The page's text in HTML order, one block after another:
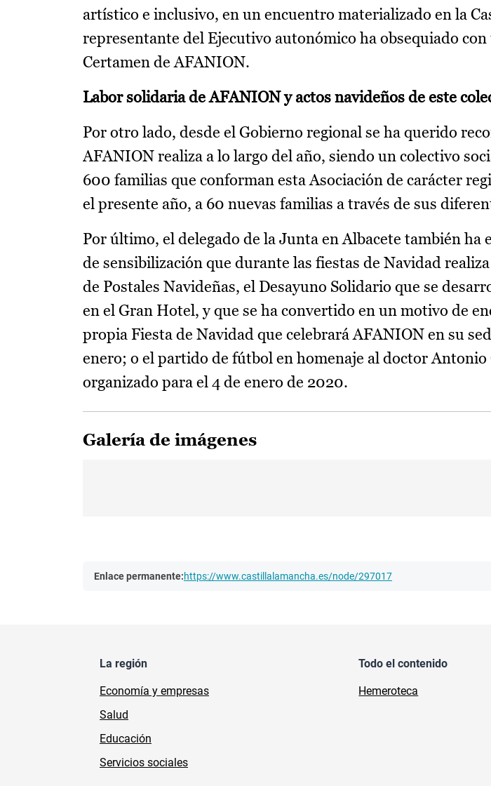
artístico e inclusivo, en un encuentro materializado en la
representante del Ejecutivo autonómico ha obsequiado con
Certamen de AFANION.
Labor solidaria de AFANION y actos navideños de este
Por otro lado, desde el Gobierno regional se ha querido
AFANION realiza a lo largo del año, siendo un colectivo
600 familias que conforman esta Asociación de carácter
el presente año, a 60 nuevas familias a través de sus
Por último, el delegado de la Junta en Albacete también ha
de sensibilización que durante las fiestas de Navidad
de Postales Navideñas, el Desayuno Solidario que se
en el Gran Hotel, y que se ha convertido en un motivo de
propia Fiesta de Navidad que celebrará AFANION en su
enero; o el partido de fútbol en homenaje al doctor
organizado para el 4 de enero de 2020.
Galería de imágenes
Enlace permanente:https://www.castillalamancha.es/node/297017
La región
Economía y empresas
Salud
Educación
Servicios sociales
Todo el contenido
Hemeroteca